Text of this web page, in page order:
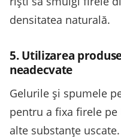
densitatea naturală.
5. Utilizarea
neadecvate
Gelurile și spumele
pentru a fixa firele
alte substanțe